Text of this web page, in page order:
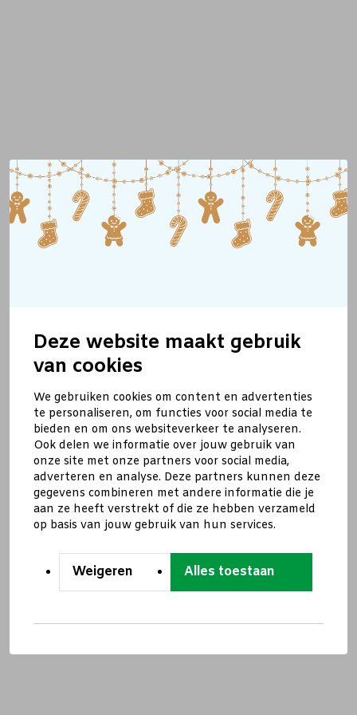
Deze website maakt gebruik
van cookies
We gebruiken cookies om content en advertenties
te personaliseren, om functies voor social media te
bieden en om ons websiteverkeer te analyseren.
Ook delen we informatie over jouw gebruik van
onze site met onze partners voor social media,
adverteren en analyse. Deze partners kunnen deze
gegevens combineren met andere informatie die je
aan ze heeft verstrekt of die ze hebben verzameld
op basis van jouw gebruik van hun services.
Weigeren Alles toestaan